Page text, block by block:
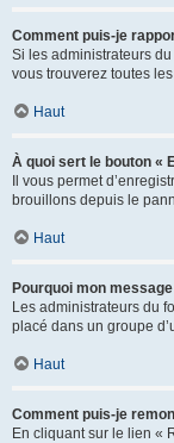
Comment puis-je
Si les administrateurs
vous trouverez toutes
Haut
À quoi sert le bouton «
Il vous permet
brouillons depuis le
Haut
Pourquoi mon
Les administrateurs du
placé dans un groupe
Haut
Comment puis-je
En cliquant sur le lien «